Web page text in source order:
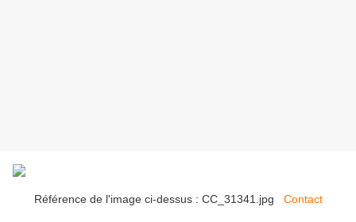
Référence de l'image ci-dessus : CC_31341.jpg Contact